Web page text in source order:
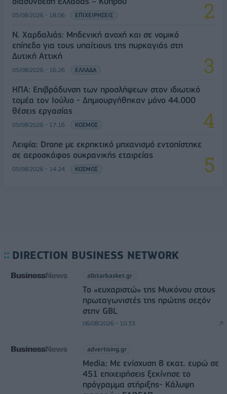
05/08/2026 - 18:06 ΕΠΙΧΕΙΡΗΣΕΙΣ
Ν. Χαρδαλιάς: Μηδενική ανοχή και σε νομικό
επίπεδο για τους υπαίτιους της πυρκαγιάς στη
Δυτική Αττική
05/08/2026 - 16:26 ΕΛΛΑΔΑ
ΗΠΑ: Επιβράδυνση των προσλήψεων στον ιδιωτικό
τομέα τον Ιούλιο - Δημιουργήθηκαν μόνο 44.000
θέσεις εργασίας
05/08/2026 - 17:16 ΚΟΣΜΟΣ
Λειψία: Drone με εκρηκτικό μηχανισμό εντοπίστηκε
σε αεροσκάφος ουκρανικής εταιρείας
05/08/2026 - 14:24 ΚΟΣΜΟΣ
DIRECTION BUSINESS NETWORK
allstarbasket.gr
Το «ευχαριστώ» της Μυκόνου στους
πρωταγωνιστές της πρώτης σεζόν
στην GBL
06/08/2026 - 10:33
advertising.gr
Media: Με ενίσχυση 8 εκατ. ευρώ σε
451 επιχειρήσεις ξεκίνησε το
πρόγραμμα στήριξης- Κάλυψη